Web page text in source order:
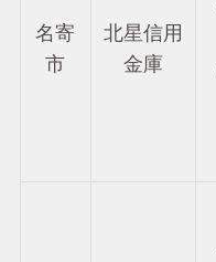
名寄
市
北星信用
金庫